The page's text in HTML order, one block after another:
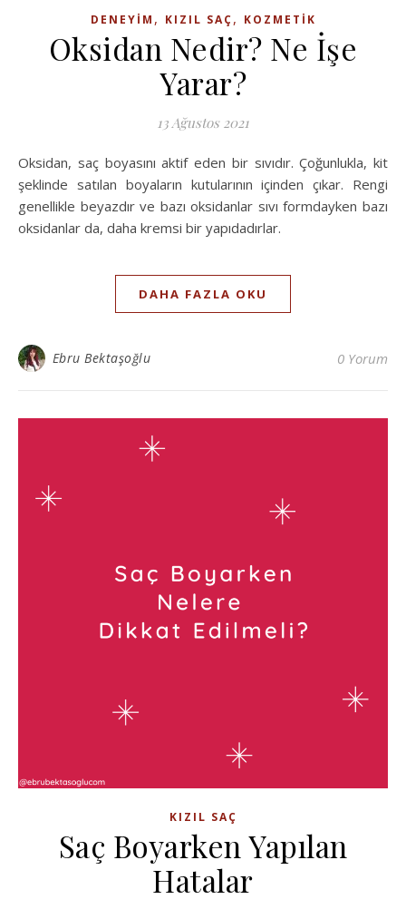
DENEYIM , KIZIL SAÇ, KOZMETIK
Oksidan Nedir? Ne İşe
Yarar?
13 Ağustos 2021
Oksidan, saç boyasını aktif eden bir sıvıdır. Çoğunlukla, kit
şeklinde satılan boyaların kutularının içinden çıkar. Rengi
genellikle beyazdır ve bazı oksidanlar sıvı formdayken bazı
oksidanlar da, daha kremsi bir yapıdadırlar.
DAHA FAZLA OKU
Ebru Bektaşoğlu 0 Yorum
KIZIL SAÇ
Saç Boyarken Yapılan
Hatalar